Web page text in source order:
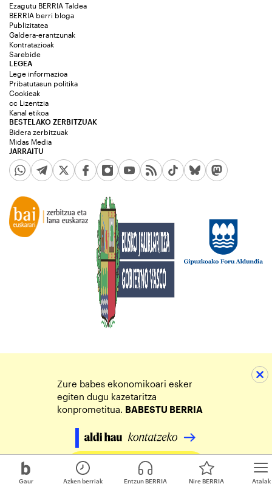
Gaur Atalak
Azken berriak Entzun BERRIA Nire BERRIA
Ezagutu BERRIA Taldea
BERRIA berri bloga
Publizitatea
Galdera-erantzunak
Kontratazioak
Sarebide
JARRAITU
LEGEA
Lege informazioa
Pribatutasun politika
Cookieak
cc Lizentzia
Kanal etikoa
BESTELAKO ZERBITZUAK
Bidera zerbitzuak
Midas Media
Zure babes ekonomikoari esker
egiten dugu kazetaritza
konprometitua. BABESTU BERRIA
Egin zure ekarpena